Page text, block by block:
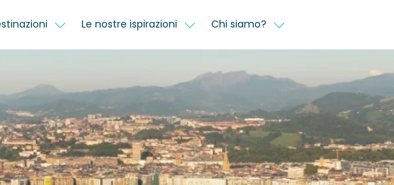
Le nostre ispirazioni Chi siamo?